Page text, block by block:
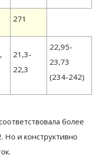
271
21,3-
22,3
22,95-
23,73
(234-242)
более
Но и конструктивно